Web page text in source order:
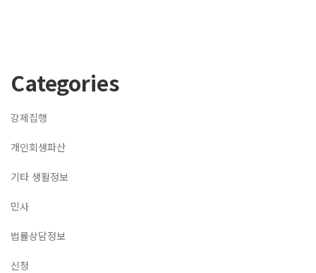
Categories
강제집행
개인회생파산
기타 생활정보
민사
법률상담정보
신청